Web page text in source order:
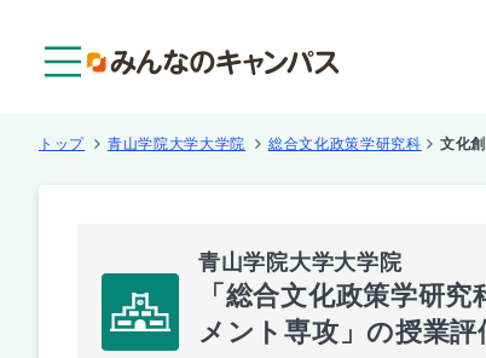
トップ 青山学院大学大学院 総合文化政策学研究科 文化
青山学院大学大学院
「総合文化政策学研
メント専攻」の授業評